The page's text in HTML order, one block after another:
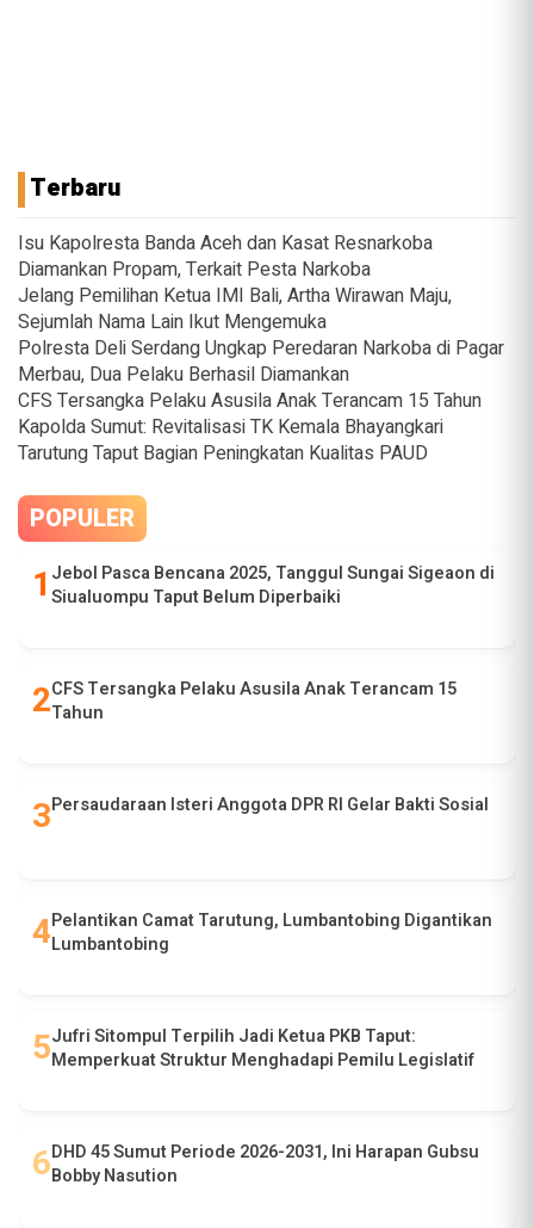
Terbaru
Isu Kapolresta Banda Aceh dan Kasat Resnarkoba
Diamankan Propam, Terkait Pesta Narkoba
Jelang Pemilihan Ketua IMI Bali, Artha Wirawan Maju,
Sejumlah Nama Lain Ikut Mengemuka
Polresta Deli Serdang Ungkap Peredaran Narkoba di Pagar
Merbau, Dua Pelaku Berhasil Diamankan
CFS Tersangka Pelaku Asusila Anak Terancam 15 Tahun
Kapolda Sumut: Revitalisasi TK Kemala Bhayangkari
Tarutung Taput Bagian Peningkatan Kualitas PAUD
POPULER
Jebol Pasca Bencana 2025, Tanggul Sungai Sigeaon di
Siualuompu Taput Belum Diperbaiki
CFS Tersangka Pelaku Asusila Anak Terancam 15
Tahun
Persaudaraan Isteri Anggota DPR RI Gelar Bakti Sosial
Pelantikan Camat Tarutung, Lumbantobing Digantikan
Lumbantobing
Jufri Sitompul Terpilih Jadi Ketua PKB Taput:
Memperkuat Struktur Menghadapi Pemilu Legislatif
DHD 45 Sumut Periode 2026-2031, Ini Harapan Gubsu
Bobby Nasution